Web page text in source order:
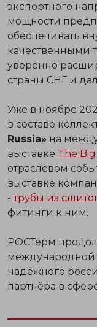
экспортного
мощности
обеспечивать
качественными
уверенно
страны СНГ и
Уже в ноябре
в составе
Russia» на
выставке The
отраслевом
выставке
-трубы из
фитинги к ним.
РОСТерм
международной
надёжного
партнёра в